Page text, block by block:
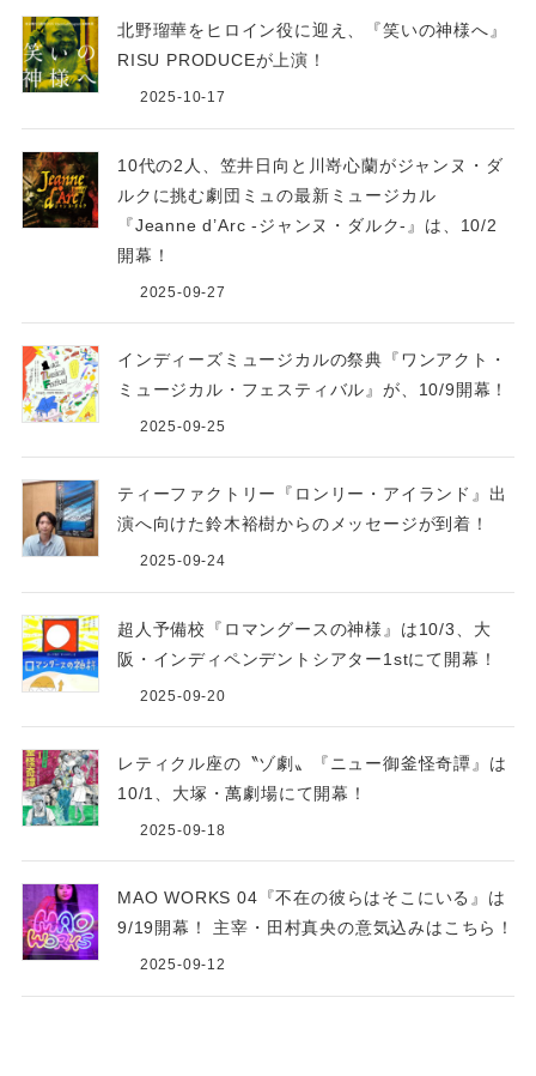
北野瑠華をヒロイン役に迎え、『笑いの神様へ』
RISU PRODUCEが上演！
2025-10-17
10代の2人、笠井日向と川嵜心蘭がジャンヌ・ダ
ルクに挑む劇団ミュの最新ミュージカル
『Jeanne d’Arc -ジャンヌ・ダルク-』は、10/2
開幕！
2025-09-27
インディーズミュージカルの祭典『ワンアクト・
ミュージカル・フェスティバル』が、10/9開幕！
2025-09-25
ティーファクトリー『ロンリー・アイランド』出
演へ向けた鈴木裕樹からのメッセージが到着！
2025-09-24
超人予備校『ロマングースの神様』は10/3、大
阪・インディペンデントシアター1stにて開幕！
2025-09-20
レティクル座の〝ゾ劇〟『ニュー御釜怪奇譚』は
10/1、大塚・萬劇場にて開幕！
2025-09-18
MAO WORKS 04『不在の彼らはそこにいる』は
9/19開幕！ 主宰・田村真央の意気込みはこちら！
2025-09-12